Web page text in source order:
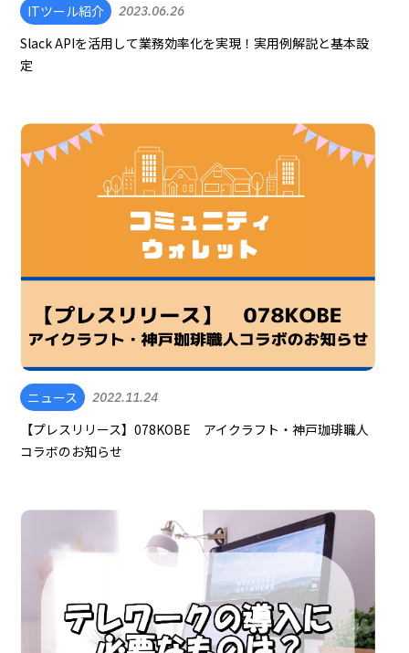
ITツール紹介 2023.06.26
Slack APIを活用して業務効率化を実現！実用例解説と基本設
定
ニュース 2022.11.24
【プレスリリース】078KOBE アイクラフト・神戸珈琲職人
コラボのお知らせ